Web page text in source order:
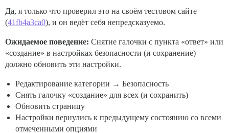
Да, я только что проверил это на своём тестовом сайте
(41fb4a3ca0), и он ведёт себя непредсказуемо.
Ожидаемое поведение: Снятие галочки с пункта «ответ» или
«создание» в настройках безопасности (и сохранение)
должно обновить эти настройки.
Редактирование категории → Безопасность
Снять галочку «создание» для всех (и сохранить)
Обновить страницу
Настройки вернулись к предыдущему состоянию со всеми
отмеченными опциями